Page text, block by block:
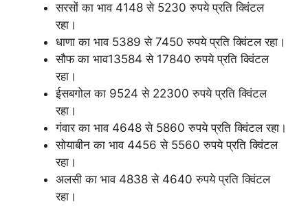
सरसों का भाव 4148 से 5230 रुपये प्रति क्विंटल
रहा।
धाणा का भाव 5389 से 7450 रुपये प्रति क्विंटल रहा।
सौफ का भाव13584 से 17840 रुपये प्रति क्विंटल
रहा।
ईसबगोल का 9524 से 22300 रुपये प्रति क्विंटल
रहा।
गंवार का भाव 4648 से 5860 रुपये प्रति क्विंटल रहा।
सोयाबीन का भाव 4456 से 5560 रुपये प्रति क्विंटल
रहा।
अलसी का भाव 4838 से 4640 रुपये प्रति क्विंटल
रहा।